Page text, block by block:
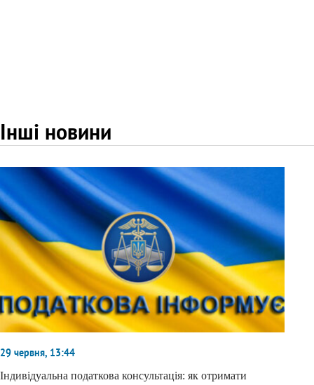
Інші новини
29 червня, 13:44
Індивідуальна податкова консультація: як отримати